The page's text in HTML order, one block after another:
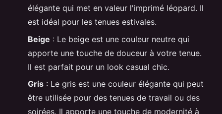
élégante qui met en valeur l'imprimé léopard. Il
est idéal pour les tenues estivales.
Beige : Le beige est une couleur neutre qui
apporte une touche de douceur à votre tenue.
Il est parfait pour un look casual chic.
Gris : Le gris est une couleur élégante qui peut
être utilisée pour des tenues de travail ou des
soirées. Il apporte une touche de modernité à